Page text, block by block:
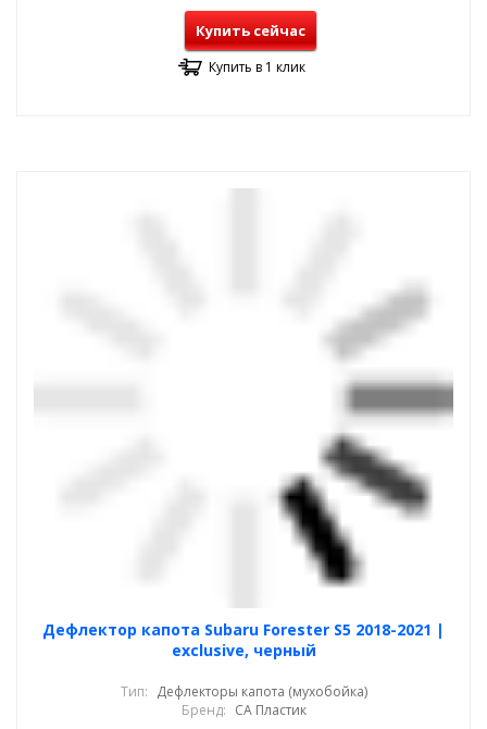
Купить сейчас
Купить в 1 клик
Дефлектор капота Subaru Forester S5 2018-2021 |
exclusive, черный
Тип: Дефлекторы капота (мухобойка)
Бренд: СА Пластик